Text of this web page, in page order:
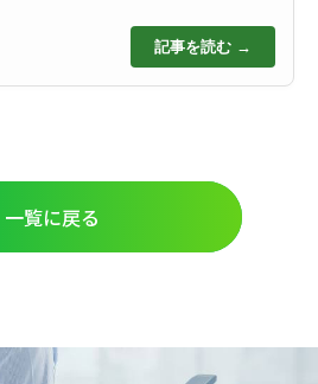
記事を読む →
一覧に戻る